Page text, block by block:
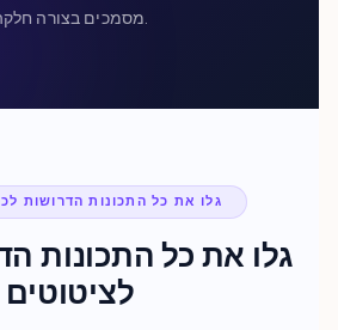
גלו את כל התכונות הדרושות
גלו את כל התכונות
לציטוטים